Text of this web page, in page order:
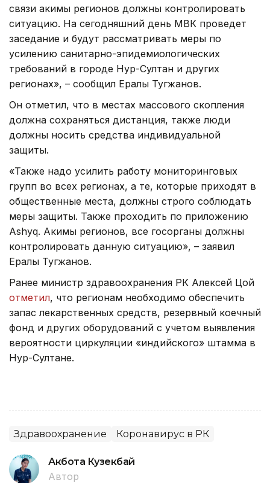
связи акимы регионов должны контролировать
ситуацию. На сегодняшний день МВК проведет
заседание и будут рассматривать меры по
усилению санитарно-эпидемиологических
требований в городе Нур-Султан и других
регионах», – сообщил Ералы Тугжанов.
Он отметил, что в местах массового скопления
должна сохраняться дистанция, также люди
должны носить средства индивидуальной
защиты.
«Также надо усилить работу мониторинговых
групп во всех регионах, а те, которые приходят в
общественные места, должны строго соблюдать
меры защиты. Также проходить по приложению
Ashyq. Акимы регионов, все госорганы должны
контролировать данную ситуацию», – заявил
Ералы Тугжанов.
Ранее министр здравоохранения РК Алексей Цой
отметил, что регионам необходимо обеспечить
запас лекарственных средств, резервный коечный
фонд и других оборудований с учетом выявления
вероятности циркуляции «индийского» штамма в
Нур-Султане.
Здравоохранение Коронавирус в РК
Акбота Кузекбай
Автор